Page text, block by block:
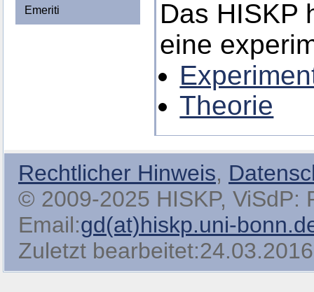
Emeriti
Das HISKP
eine
Theorie
Rechtlicher Hinweis,
© 2009-2025 HISKP, ViSdP:
Email:gd(at)hiskp.uni-
Zuletzt